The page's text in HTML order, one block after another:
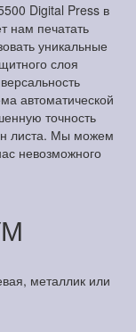
Digital Press в
нам печатать
уникальные
слоя
автоматической
точность
листа. Мы можем
невозможного
металлик или